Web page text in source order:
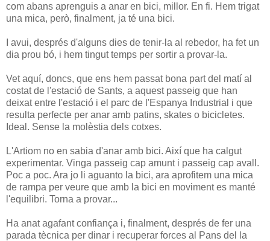
com abans aprenguis a anar en bici, millor. En fi. Hem trigat
una mica, però, finalment, ja té una bici.
I avui, després d'alguns dies de tenir-la al rebedor, ha fet un
dia prou bó, i hem tingut temps per sortir a provar-la.
Vet aquí, doncs, que ens hem passat bona part del matí al
costat de l'estació de Sants, a aquest passeig que han
deixat entre l'estació i el parc de l'Espanya Industrial i que
resulta perfecte per anar amb patins, skates o bicicletes.
Ideal. Sense la molèstia dels cotxes.
L'Artiom no en sabia d'anar amb bici. Així que ha calgut
experimentar. Vinga passeig cap amunt i passeig cap avall.
Poc a poc. Ara jo li aguanto la bici, ara aprofitem una mica
de rampa per veure que amb la bici en moviment es manté
l'equilibri. Torna a provar...
Ha anat agafant confiança i, finalment, després de fer una
parada tècnica per dinar i recuperar forces al Pans del la